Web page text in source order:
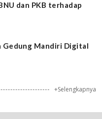
dan PKB terhadap
Gedung Mandiri Digital
+Selengkapnya